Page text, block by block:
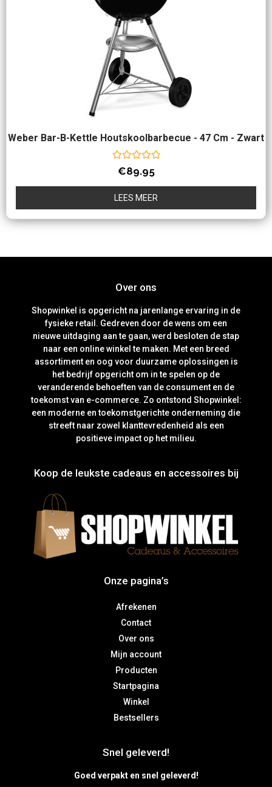
Weber Bar-B-Kettle Houtskoolbarbecue - 47 Cm - Zwart
Waardering
uit
5
€89.95
LEES MEER
Over ons
Shopwinkel is opgericht na jarenlange ervaring in de
fysieke retail. Gedreven door de wens om een
nieuwe uitdaging aan te gaan, werd besloten de stap
naar een online winkel te maken. Met een breed
assortiment en oog voor duurzame oplossingen is
het bedrijf opgericht om in te spelen op de
veranderende behoeften van de consument en de
toekomst van e-commerce. Zo ontstond Shopwinkel:
een moderne en toekomstgerichte onderneming die
streeft naar zowel klanttevredenheid als een
positieve impact op het milieu.
Koop de leukste cadeaus en accessoires bij
Onze pagina’s
Afrekenen
Contact
Over ons
Mijn account
Producten
Startpagina
Winkel
Bestsellers
Snel geleverd!
Goed verpakt en snel geleverd!